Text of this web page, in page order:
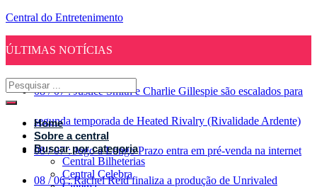
Central do Entretenimento
ÚLTIMAS NOTÍCIAS
08 / 07 : Justice Smith e Charlie Gillespie são escalados para
segunda temporada de Heated Rivalry (Rivalidade Ardente)
08 / 07 : Jogo a Longo Prazo entra em pré-venda na internet
08 / 06 : Rachel Reid finaliza a produção de Unrivaled
Home
Sobre a central
Buscar por categoria
Central Bilheterias
Central Celebra